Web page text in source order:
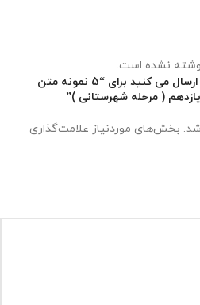
نشده است.
اولین نفری باشید که دیدگاهی را ارسال می کنید برای “5 نمونه متن
( مرحله شهرستانی )”
بخش‌های موردنیاز علامت‌گذاری